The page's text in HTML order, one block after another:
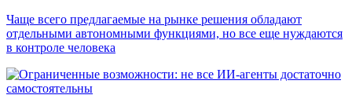
Чаще всего предлагаемые на рынке решения обладают
отдельными автономными функциями, но все еще нуждаются
в контроле человека